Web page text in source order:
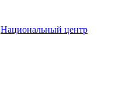
Национальный центр